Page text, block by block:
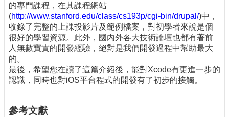
的專門課程，在其課程網站
(http://www.stanford.edu/class/cs193p/cgi-bin/drupal/)中，
收錄了完整的上課投影片及範例檔案，對初學者來說是個
很好的學習資源。此外，國內外各大技術論壇也都有著前
人無數寶貴的開發經驗，絕對是我們開發過程中幫助最大
的。
最後，希望您在讀了這篇介紹後，能對Xcode有更進一步的
認識，同時也對iOS平台程式的開發有了初步的接觸。
參考文獻